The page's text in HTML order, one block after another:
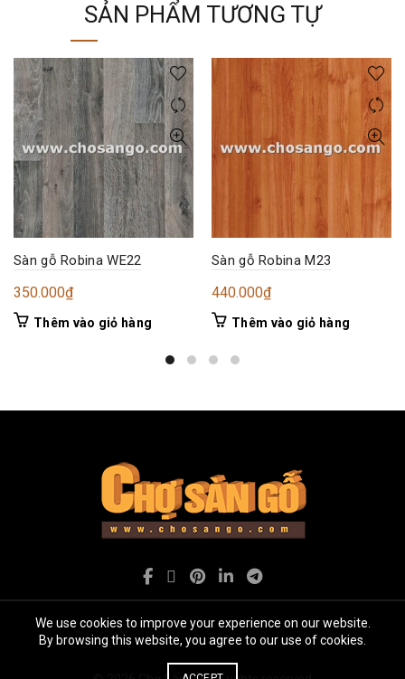
SẢN PHẨM TƯƠNG TỰ
Sàn gỗ Robina WE22
350.000₫
Thêm vào giỏ hàng
Sàn gỗ Robina M23
440.000₫
Thêm vào giỏ hàng
We use cookies to improve your experience on our website.
By browsing this website, you agree to our use of cookies.